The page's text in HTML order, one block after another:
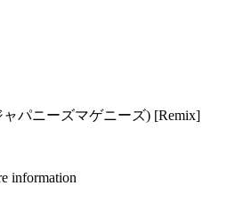
ャパニーズマゲニーズ) [Remix]